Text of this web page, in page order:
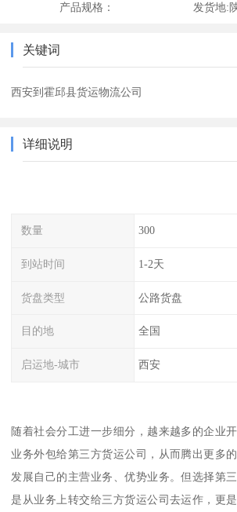
产品规格： 发货地:
关键词
西安到霍邱县货运物流公司
详细说明
数量 300
到站时间 1-2天
货盘类型 公路货盘
目的地 全国
启运地-城市 西安
随着社会分工进一步细分，越来越多的企业
业务外包给第三方货运公司，从而腾出更多
发展自己的主营业务、优势业务。但选择第
是从业务上转交给三方货运公司去运作，更